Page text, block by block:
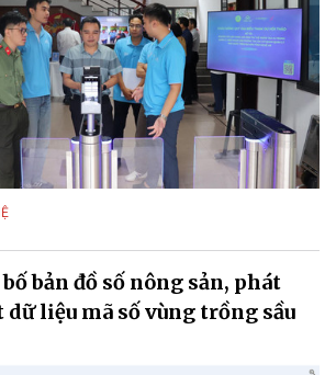
bản đồ số nông sản, phát
dữ liệu mã số vùng trồng sầu